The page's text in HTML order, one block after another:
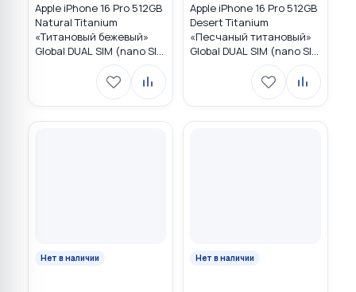
Apple iPhone 16 Pro 512GB
Natural Titanium
«Tитановый бежевый»
Global DUAL SIM (nano SIM
Apple iPhone 16 Pro 512GB
Desert Titanium
«Песчаный титановый»
Global DUAL SIM (nano SIM
Нет в наличии Нет в наличии